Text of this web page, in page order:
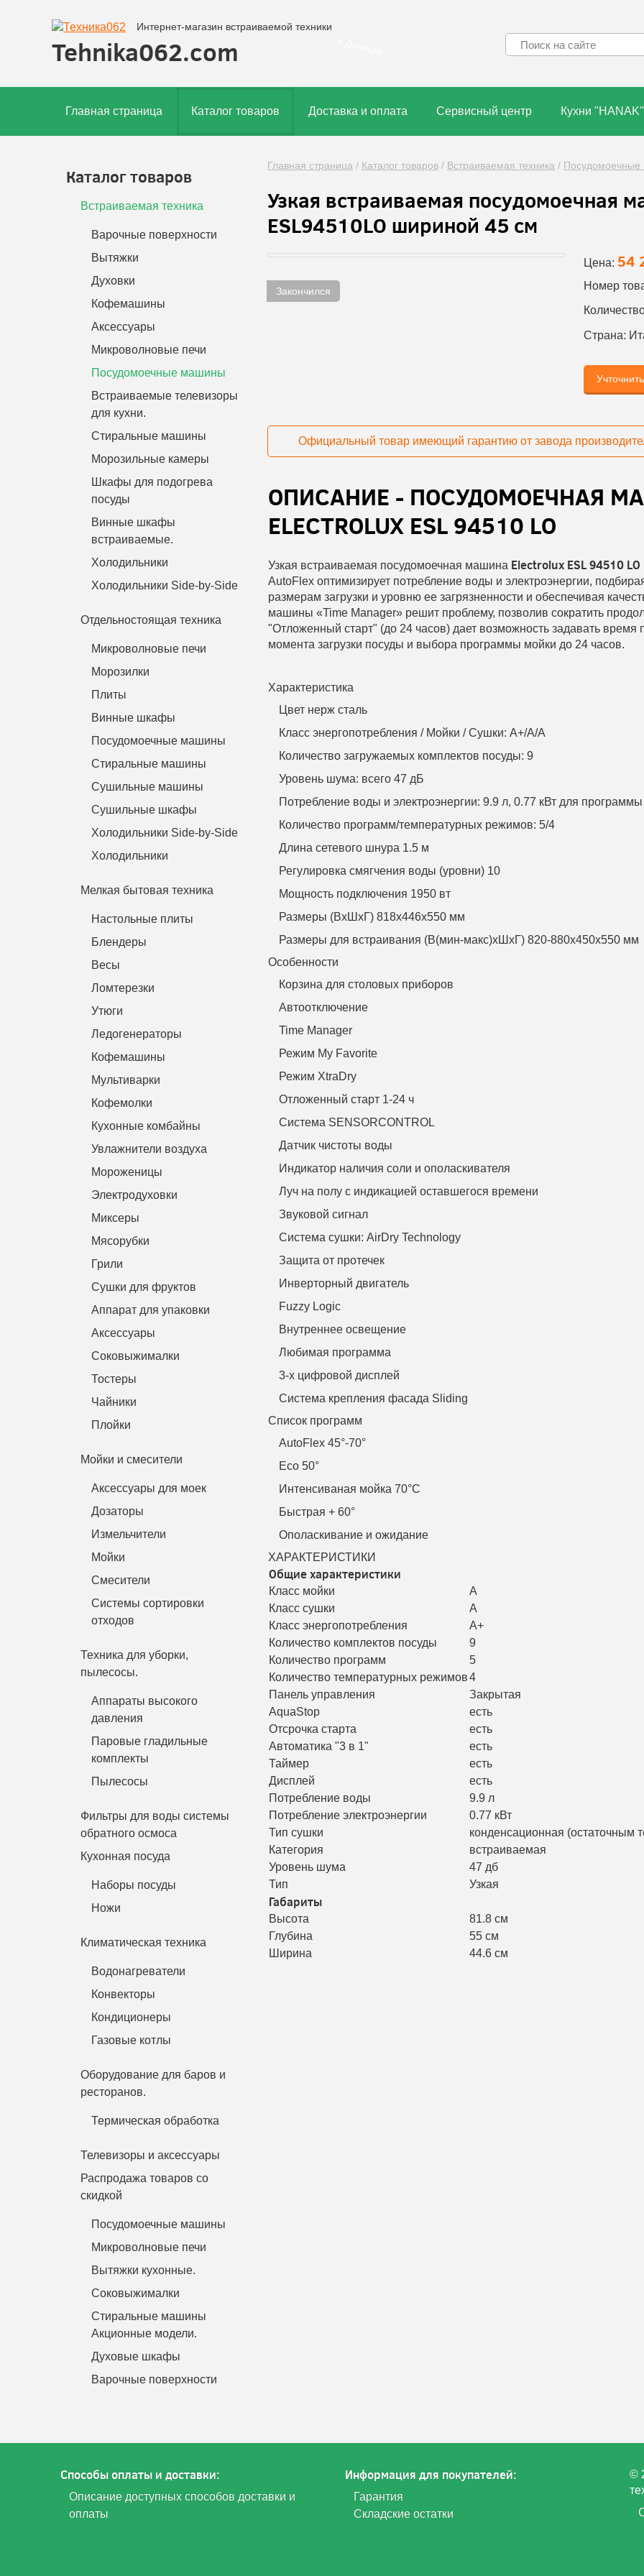
Интернет-магазин встраиваемой техники
Tehnika062.com
Главная страница Каталог товаров Доставка и оплата Сервисный центр Кухни "HANAK"
Главная страница / Каталог товаров / Встраиваемая техника /
Узкая встраиваемая посудомоечная
ESL94510LO шириной 45 см
Закончился
Цена: 54
Номер
Страна:
Официальный товар имеющий гарантию от завода
ОПИСАНИЕ - ПОСУДОМОЕЧНАЯ
ELECTROLUX ESL 94510 LO
Узкая встраиваемая посудомоечная машина Electrolux ESL 94510 LO
AutoFlex оптимизирует потребление воды и электроэнергии,
размерам загрузки и уровню ее загрязненности и обеспечивая
машины «Time Manager» решит проблему, позволив сократить
"Отложенный старт" (до 24 часов) дает возможность задавать
момента загрузки посуды и выбора программы мойки до 24 часов.
Характеристика
Цвет нерж сталь
Класс энергопотребления / Мойки / Сушки: A+/A/A
Количество загружаемых комплектов посуды: 9
Уровень шума: всего 47 дБ
Потребление воды и электроэнергии: 9.9 л, 0.77 кВт для
Количество программ/температурных режимов: 5/4
Длина сетевого шнура 1.5 м
Регулировка смягчения воды (уровни) 10
Мощность подключения 1950 вт
Размеры (ВхШхГ) 818x446x550 мм
Размеры для встраивания (В(мин-макс)хШхГ) 820-880x450x550 мм
Особенности
Корзина для столовых приборов
Автоотключение
Time Manager
Режим My Favorite
Режим XtraDry
Отложенный старт 1-24 ч
Система SENSORCONTROL
Датчик чистоты воды
Индикатор наличия соли и ополаскивателя
Луч на полу с индикацией оставшегося времени
Звуковой сигнал
Система сушки: AirDry Technology
Защита от протечек
Инверторный двигатель
Fuzzy Logic
Внутреннее освещение
Любимая программа
3-х цифровой дисплей
Система крепления фасада Sliding
Список программ
AutoFlex 45°-70°
Eco 50°
Интенсиваная мойка 70°C
Быстрая + 60°
Ополаскивание и ожидание
ХАРАКТЕРИСТИКИ
Общие характеристики
Класс мойки
A
Класс сушки
A
Класс энергопотребления
A+
Количество комплектов посуды
9
Количество программ
5
Количество температурных режимов4
Панель управления
Закрытая
AquaStop
есть
Отсрочка старта
есть
Автоматика "3 в 1"
есть
Таймер
есть
Дисплей
есть
Потребление воды
9.9 л
Потребление электроэнергии
0.77 кВт
Тип сушки
конденсационная (остаточным
Категория
встраиваемая
Уровень шума
47 дб
Тип
Узкая
Габариты
Высота
81.8 см
Глубина
55 см
Ширина
44.6 см
Каталог товаров
Встраиваемая техника
Варочные поверхности
Вытяжки
Духовки
Кофемашины
Аксессуары
Микроволновые печи
Посудомоечные машины
Встраиваемые телевизоры
для кухни.
Стиральные машины
Морозильные камеры
Шкафы для подогрева
посуды
Винные шкафы
встраиваемые.
Холодильники
Холодильники Side-by-Side
Отдельностоящая техника
Микроволновые печи
Морозилки
Плиты
Винные шкафы
Посудомоечные машины
Стиральные машины
Сушильные машины
Сушильные шкафы
Холодильники Side-by-Side
Холодильники
Мелкая бытовая техника
Настольные плиты
Блендеры
Весы
Ломтерезки
Утюги
Ледогенераторы
Кофемашины
Мультиварки
Кофемолки
Кухонные комбайны
Увлажнители воздуха
Мороженицы
Электродуховки
Миксеры
Мясорубки
Грили
Сушки для фруктов
Аппарат для упаковки
Аксессуары
Соковыжималки
Тостеры
Чайники
Плойки
Мойки и смесители
Аксессуары для моек
Дозаторы
Измельчители
Мойки
Смесители
Системы сортировки
отходов
Техника для уборки,
пылесосы.
Аппараты высокого
давления
Паровые гладильные
комплекты
Пылесосы
Фильтры для воды системы
обратного осмоса
Кухонная посуда
Наборы посуды
Ножи
Климатическая техника
Водонагреватели
Конвекторы
Кондиционеры
Газовые котлы
Оборудование для баров и
ресторанов.
Термическая обработка
Телевизоры и аксессуары
Распродажа товаров со
скидкой
Посудомоечные машины
Микроволновые печи
Вытяжки кухонные.
Соковыжималки
Стиральные машины
Акционные модели.
Духовые шкафы
Варочные поверхности
Способы оплаты и доставки:
Описание доступных способов доставки и
оплаты
Информация для покупателей:
Гарантия
Складские остатки
©